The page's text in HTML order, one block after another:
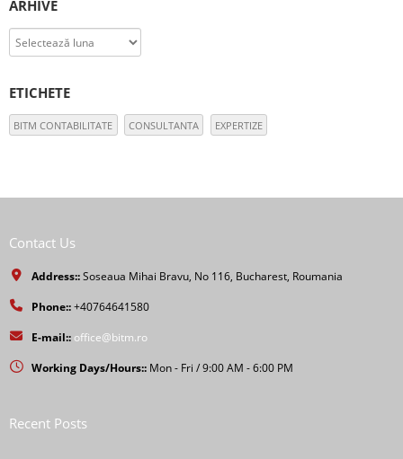
ARHIVE
Arhive
ETICHETE
BITM CONTABILITATE CONSULTANTA EXPERTIZE
Contact Us
Address::Soseaua Mihai Bravu, No 116, Bucharest, Roumania
Phone::+40764641580
E-mail:: office@bitm.ro
Working Days/Hours:: Mon - Fri / 9:00 AM - 6:00 PM
Recent Posts